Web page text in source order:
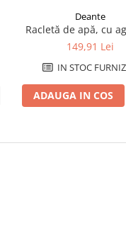
Deante
Racletă de apă, cu
149,91 Lei
IN STOC
ADAUGA IN COS